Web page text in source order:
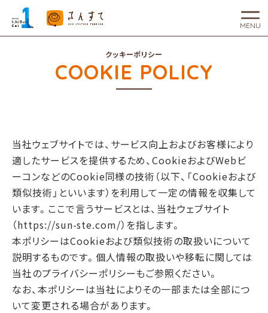
MENU
COOKIE POLICY
クッキーポリシー
当社ウェブサイトでは、サービス向上およびお客様により
適したサービスを提供するため、CookieおよびWebビ
ーコンなどのCookie同様の技術（以下、「Cookieおよび
類似技術」といいます）を利用して一定の情報を収集して
います。ここで言うサービスとは、当社ウェブサイト
（https://sun-ste.com/）を指します。
本ポリシーはCookieおよび類似技術の取扱いについて
説明するものです。個人情報の取扱いや移転に関しては
当社のプライバシーポリシーもご参照ください。
なお、本ポリシーは当社によりその一部または全部につ
いて変更される場合があります。